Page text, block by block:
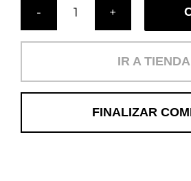
Cojín
(E)
cantidad
IR A TIENDA
FINALIZAR